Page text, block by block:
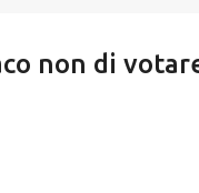
non di